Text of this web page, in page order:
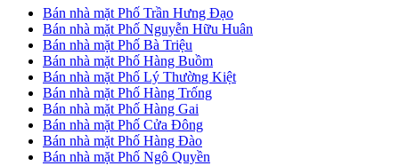
Bán nhà mặt Phố Trần Hưng Đạo
Bán nhà mặt Phố Nguyễn Hữu Huân
Bán nhà mặt Phố Bà Triệu
Bán nhà mặt Phố Hàng Buồm
Bán nhà mặt Phố Lý Thường Kiệt
Bán nhà mặt Phố Hàng Trống
Bán nhà mặt Phố Hàng Gai
Bán nhà mặt Phố Cửa Đông
Bán nhà mặt Phố Hàng Đào
Bán nhà mặt Phố Ngô Quyền